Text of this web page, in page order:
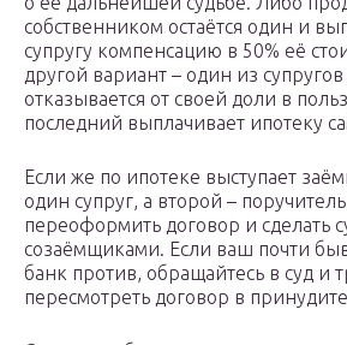
собственником остаётся один и
супругу компенсацию в 50% её
другой вариант – один из
отказывается от своей доли в
последний выплачивает ипотеку
Если же по ипотеке выступает
один супруг, а второй –
переоформить договор и сделать
созаёмщиками. Если ваш почти
банк против, обращайтесь в суд и
пересмотреть договор в